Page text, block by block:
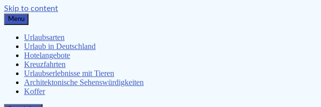
Skip to content
Menu
Urlaubsarten
Urlaub in Deutschland
Hotelangebote
Kreuzfahrten
Urlaubserlebnisse mit Tieren
Architektonische Sehenswürdigkeiten
Koffer